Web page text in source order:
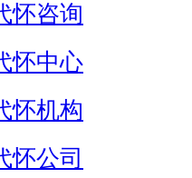
怀咨询
怀中心
怀机构
怀公司